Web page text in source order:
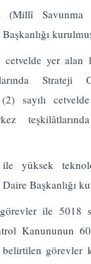
(Millî Savunma
yer alan
Strateji
(2) sayılı
yüksek
Başkanlığı
görevler ile 5018
Kanununun 60
belirtilen görevler